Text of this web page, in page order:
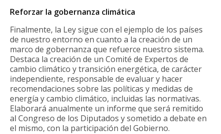
Reforzar la gobernanza climática
Finalmente, la Ley sigue con el ejemplo de los países
de nuestro entorno en cuanto a la creación de un
marco de gobernanza que refuerce nuestro sistema.
Destaca la creación de un Comité de Expertos de
cambio climático y transición energética, de carácter
independiente, responsable de evaluar y hacer
recomendaciones sobre las políticas y medidas de
energía y cambio climático, incluidas las normativas.
Elaborará anualmente un informe que será remitido
al Congreso de los Diputados y sometido a debate en
el mismo, con la participación del Gobierno.